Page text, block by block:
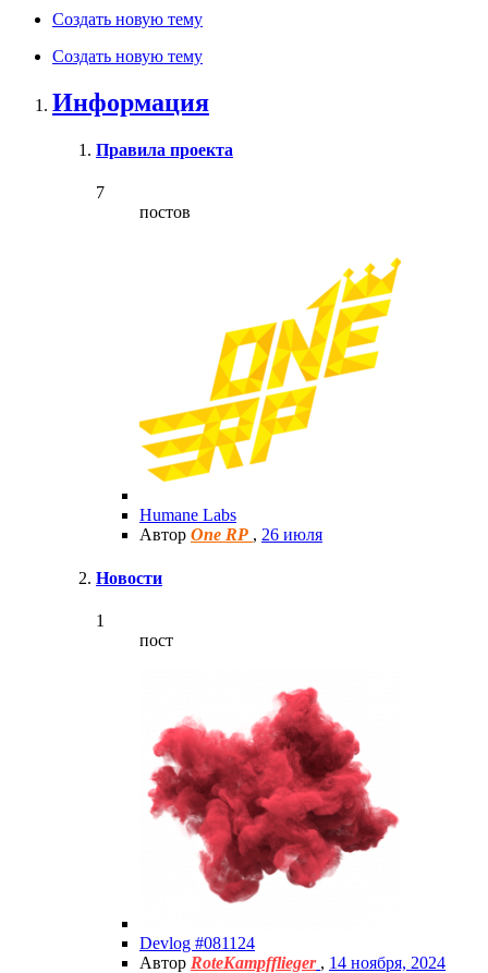
Создать новую тему
Создать новую тему
Информация
Правила проекта
7
постов
Humane Labs
Автор One RP , 26 июля
Новости
1
пост
Devlog #081124
Автор RoteKampfflieger , 14 ноября, 2024